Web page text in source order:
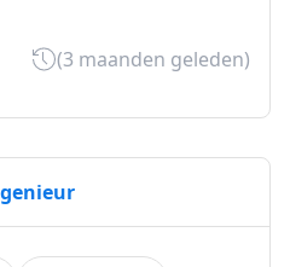
(3 maanden geleden)